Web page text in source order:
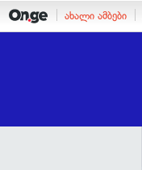
ახალი ამბები